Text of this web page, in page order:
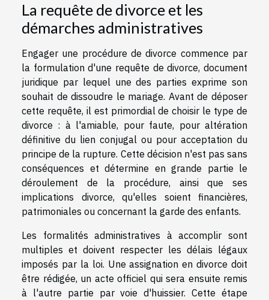
La requête de divorce et les
démarches administratives
Engager une procédure de divorce commence par
la formulation d'une requête de divorce, document
juridique par lequel une des parties exprime son
souhait de dissoudre le mariage. Avant de déposer
cette requête, il est primordial de choisir le type de
divorce : à l'amiable, pour faute, pour altération
définitive du lien conjugal ou pour acceptation du
principe de la rupture. Cette décision n'est pas sans
conséquences et détermine en grande partie le
déroulement de la procédure, ainsi que ses
implications divorce, qu'elles soient financières,
patrimoniales ou concernant la garde des enfants.
Les formalités administratives à accomplir sont
multiples et doivent respecter les délais légaux
imposés par la loi. Une assignation en divorce doit
être rédigée, un acte officiel qui sera ensuite remis
à l'autre partie par voie d'huissier. Cette étape